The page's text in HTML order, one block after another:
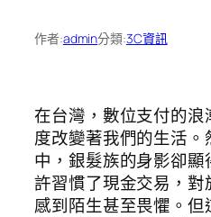
作者:admin分類:3C資訊
在台灣，數位支付的
度改變著我們的生活
中，銀髮族的身影卻
許習慣了現金交易，
感到陌生甚至畏懼。